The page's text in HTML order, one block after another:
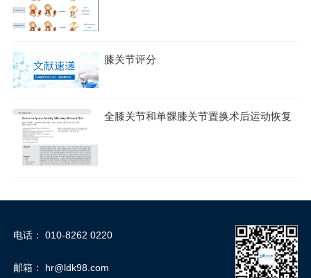
膝关节评分
全膝关节和单髁膝关节置换术后运动恢复
电话： 010-8262 0220
邮箱： hr@ldk98.com